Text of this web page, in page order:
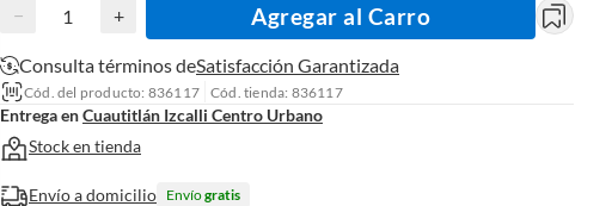
− + Agregar al Carro
Consulta términos deSatisfacción Garantizada
Cód. del producto: 836117 Cód. tienda: 836117
Entrega enCuautitlán Izcalli Centro Urbano
Stock en tienda
Envío a domicilio Envíogratis